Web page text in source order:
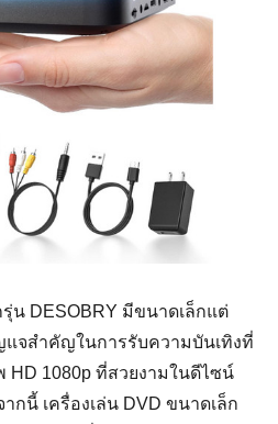
รุ่น DESOBRY มีขนาดเล็กแต่
จสำคัญในการรับความบันเทิงที่
HD 1080p ที่สวยงามในดีไซน์
กนี้ เครื่องเล่น DVD ขนาดเล็ก